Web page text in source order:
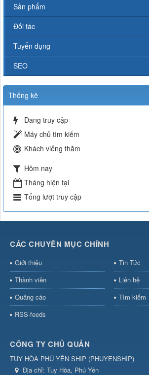
Sản phẩm
Đối tác
Tuyển dụng
SEO
Thống kê
Đang truy cập
Máy chủ tìm kiếm
Khách viếng thăm
Hôm nay
Tháng hiện tại
Tổng lượt truy cập
CÁC CHUYÊN MỤC CHÍNH
Giới thiệu
Tin Tức
Thành viên
Liên hệ
Quảng cáo
Tìm kiếm
RSS-feeds
CÔNG TY CHỦ QUẢN
TUY HÒA PHÚ YÊN SHIP (PHUYENSHIP)
Địa chỉ: Tuy Hòa, Phú Yên